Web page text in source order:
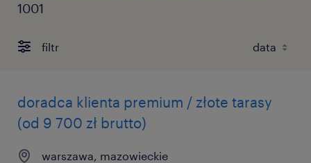
1001
filtr
doradca klienta premium / złote tarasy
(od 9 700 zł brutto)
warszawa, mazowieckie